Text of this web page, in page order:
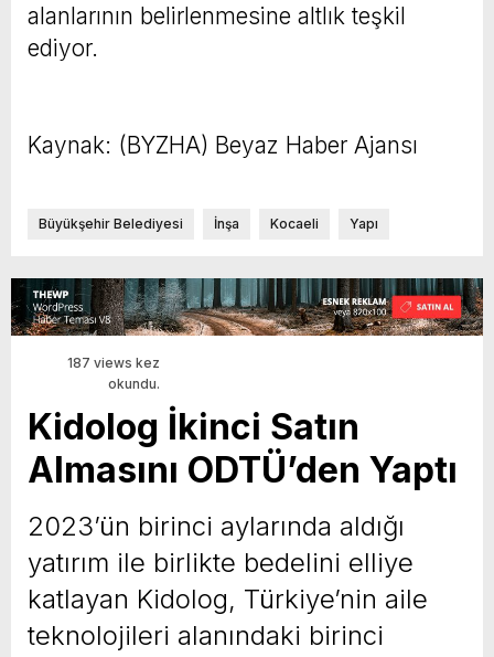
alanlarının belirlenmesine altlık teşkil
ediyor.
Kaynak: (BYZHA) Beyaz Haber Ajansı
Büyükşehir Belediyesi İnşa Kocaeli Yapı
187 views kez
okundu.
Kidolog İkinci Satın
Almasını ODTÜ’den Yaptı
2023’ün birinci aylarında aldığı
yatırım ile birlikte bedelini elliye
katlayan Kidolog, Türkiye’nin aile
teknolojileri alanındaki birinci